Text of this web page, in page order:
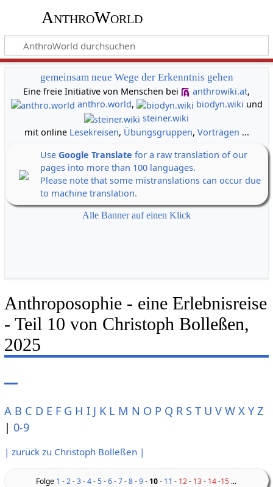
AnthroWorld
gemeinsam neue Wege der Erkenntnis gehen
Eine freie Initiative von Menschen bei
anthrowiki.at,
anthro.world, biodyn.wiki und
steiner.wiki
mit online Lesekreisen, Übungsgruppen, Vorträgen ...
Use Google Translate for a raw translation of our
pages into more than 100 languages.
Please note that some mistranslations can occur due
to machine translation.
Alle Banner auf einen Klick
Anthroposophie - eine Erlebnisreise
- Teil 10 von Christoph Bolleßen,
2025
A B C D E F G H I J K L M N O P Q R S T U V W X Y Z
| 0-9
| zurück zu Christoph Bolleßen |
Folge 1 -2-3-4-5-6-7-8-9- 10- 11 - 12- 13- 14-15 ...